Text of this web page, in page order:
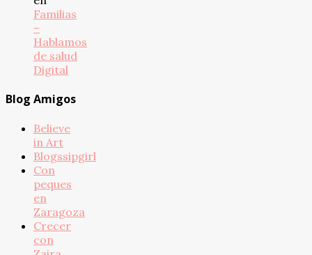
Familias
–
Hablamos
de salud
Digital
Blog Amigos
Believe
in Art
Blogssipgirl
Con
peques
en
Zaragoza
Crecer
con